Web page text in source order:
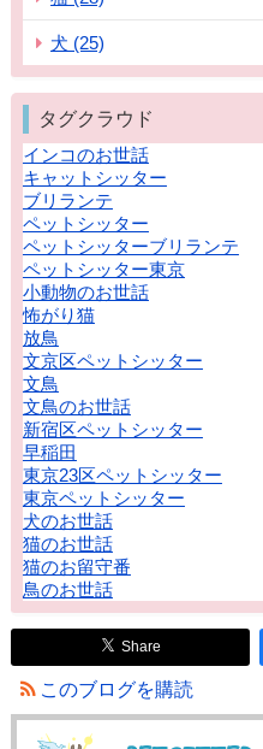
犬 (25)
タグクラウド
インコのお世話
キャットシッター
ブリランテ
ペットシッター
ペットシッターブリランテ
ペットシッター東京
小動物のお世話
怖がり猫
放鳥
文京区ペットシッター
文鳥
文鳥のお世話
新宿区ペットシッター
早稲田
東京23区ペットシッター
東京ペットシッター
犬のお世話
猫のお世話
猫のお留守番
鳥のお世話
Share
このブログを購読